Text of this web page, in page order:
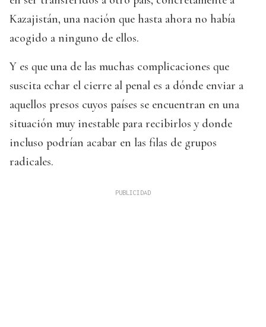
Kazajistán, una nación que hasta ahora no había
acogido a ninguno de ellos.
Y es que una de las muchas complicaciones que
suscita echar el cierre al penal es a dónde enviar a
aquellos presos cuyos países se encuentran en una
situación muy inestable para recibirlos y donde
incluso podrían acabar en las filas de grupos
radicales.